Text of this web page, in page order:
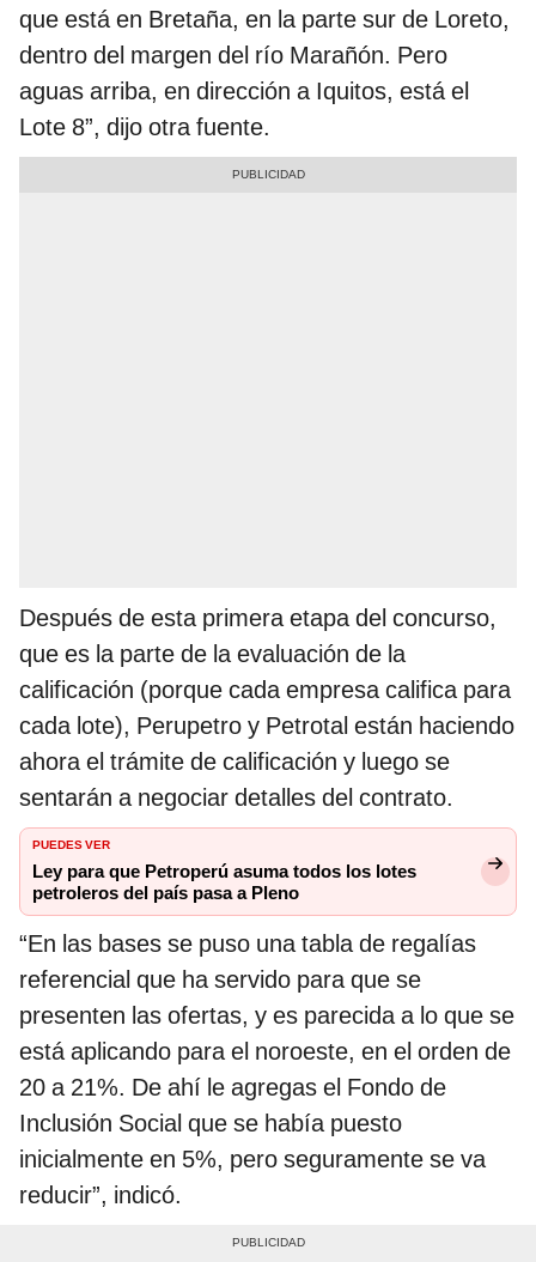
que está en Bretaña, en la parte sur de Loreto,
dentro del margen del río Marañón. Pero
aguas arriba, en dirección a Iquitos, está el
Lote 8”, dijo otra fuente.
Después de esta primera etapa del concurso,
que es la parte de la evaluación de la
calificación (porque cada empresa califica para
cada lote), Perupetro y Petrotal están haciendo
ahora el trámite de calificación y luego se
sentarán a negociar detalles del contrato.
PUEDES VER
Ley para que Petroperú asuma todos los lotes
petroleros del país pasa a Pleno
“En las bases se puso una tabla de regalías
referencial que ha servido para que se
presenten las ofertas, y es parecida a lo que se
está aplicando para el noroeste, en el orden de
20 a 21%. De ahí le agregas el Fondo de
Inclusión Social que se había puesto
inicialmente en 5%, pero seguramente se va
reducir”, indicó.